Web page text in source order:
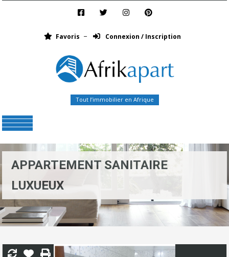
Favoris Connexion / Inscription
Tout l’immobilier en Afrique
APPARTEMENT SANITAIRE
LUXUEUX